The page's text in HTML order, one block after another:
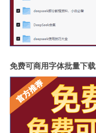
免费可商用字体批量下载